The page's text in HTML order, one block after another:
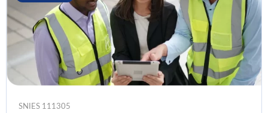
SNIES 111305